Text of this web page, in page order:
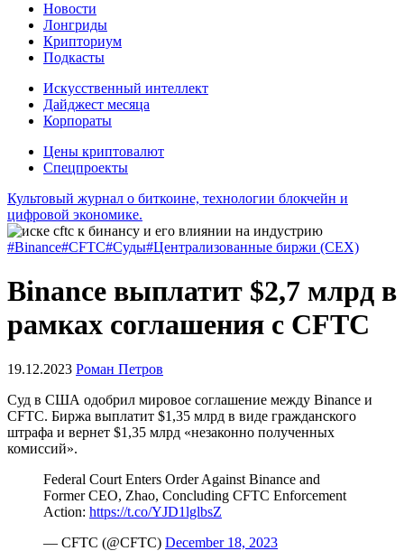
Новости
Лонгриды
Крипториум
Подкасты
Искусственный интеллект
Дайджест месяца
Корпораты
Цены криптовалют
Спецпроекты
Культовый журнал о биткоине, технологии блокчейн и
цифровой экономике.
#Binance#CFTC#Суды#Централизованные биржи (CEX)
Binance выплатит $2,7 млрд в
рамках соглашения с CFTC
19.12.2023 Роман Петров
Суд в США одобрил мировое соглашение между Binance и
CFTC. Биржа выплатит $1,35 млрд в виде гражданского
штрафа и вернет $1,35 млрд «незаконно полученных
комиссий».
Federal Court Enters Order Against Binance and
Former CEO, Zhao, Concluding CFTC Enforcement
Action: https://t.co/YJD1lglbsZ
— CFTC (@CFTC) December 18, 2023